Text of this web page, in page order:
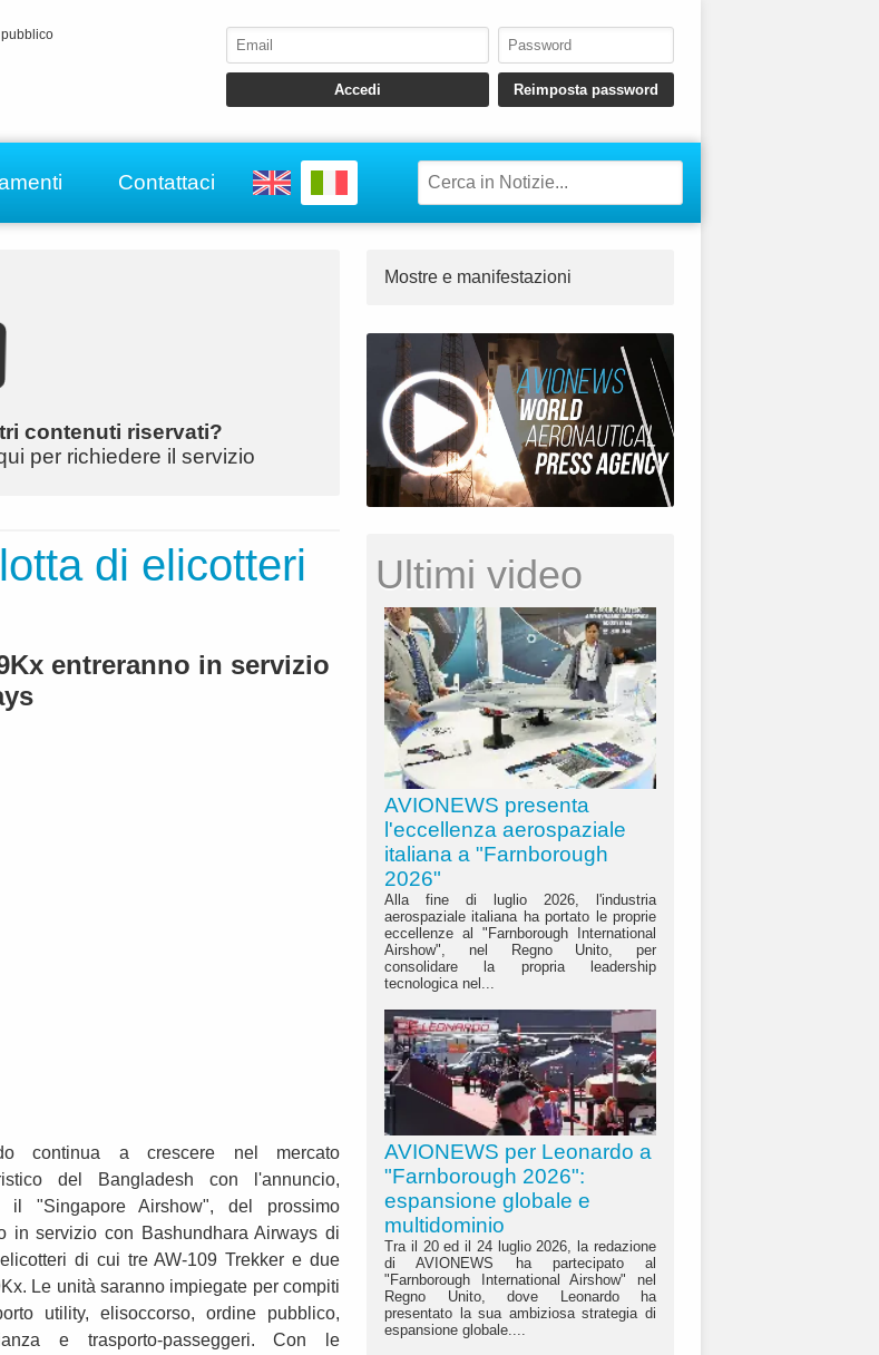
Contattaci
contenuti riservati?
per richiedere il servizio
di elicotteri
entreranno in servizio
continua a crescere nel mercato
del Bangladesh con l'annuncio,
il "Singapore Airshow", del prossimo
in servizio con Bashundhara Airways di
di cui tre AW-109 Trekker e due
Le unità saranno impiegate per compiti
utility, elisoccorso, ordine pubblico,
e trasporto-passeggeri. Con le
Mostre e manifestazioni
Ultimi video
AVIONEWS presenta
l'eccellenza aerospaziale
italiana a "Farnborough
2026"
Alla fine di luglio 2026, l'industria
aerospaziale italiana ha portato le proprie
eccellenze al "Farnborough International
Airshow", nel Regno Unito, per
consolidare la propria leadership
tecnologica nel...
AVIONEWS per Leonardo a
"Farnborough 2026":
espansione globale e
multidominio
Tra il 20 ed il 24 luglio 2026, la redazione
di AVIONEWS ha partecipato al
"Farnborough International Airshow" nel
Regno Unito, dove Leonardo ha
presentato la sua ambiziosa strategia di
espansione globale....